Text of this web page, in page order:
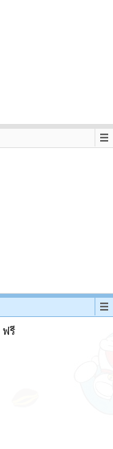
ฟรี